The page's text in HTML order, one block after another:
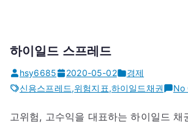
하이일드 스프레드
hsy6685 2020-05-02
경제
신용스프레드,위험지표,하이일드채권 No
고위험, 고수익을 대표하는 하이일드